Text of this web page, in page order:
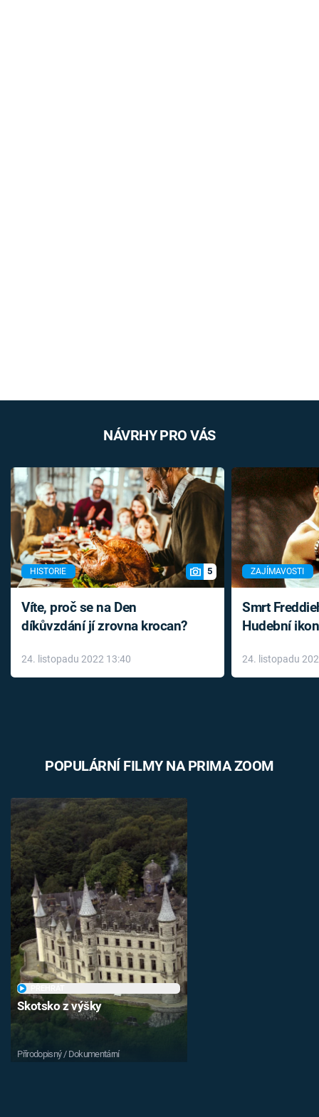
NÁVRHY PRO VÁS
HISTORIE 5
Víte, proč se na Den
díkůvzdání jí zrovna krocan?
24. listopadu 2022 13:40
ZAJÍMAVOSTI
Smrt
Hudební
léky
24. listopadu
POPULÁRNÍ FILMY NA PRIMA ZOOM
Skotsko z výšky
Přírodopisný / Dokumentární